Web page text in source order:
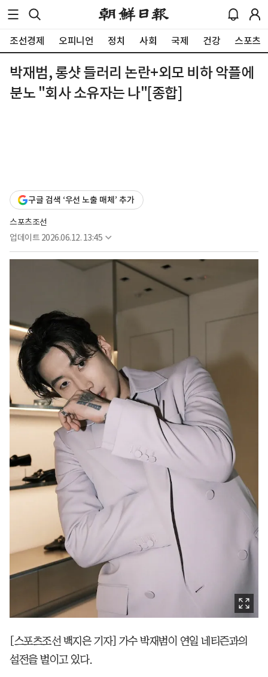
조선경제 오피니언 정치 사회 국제 건강 스포츠
박재범, 롱샷 들러리 논란+외모 비하 악플에
분노 "회사 소유자는 나"[종합]
구글 검색 ‘우선 노출 매체’ 추가
스포츠조선
업데이트 2026.06.12. 13:45
[스포츠조선 백지은 기자] 가수 박재범이 연일 네티즌과의
설전을 벌이고 있다.